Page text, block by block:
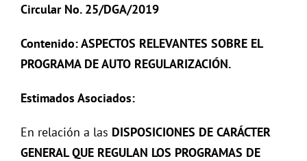
Circular No. 25/DGA/2019
Contenido: ASPECTOS RELEVANTES SOBRE EL
PROGRAMA DE AUTO REGULARIZACIÓN.
Estimados Asociados:
En relación a las DISPOSICIONES DE CARÁCTER
GENERAL QUE REGULAN LOS PROGRAMAS DE